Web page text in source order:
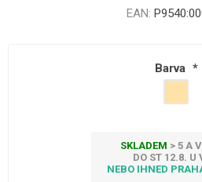
EAN:
Barva *
SKLADEM > 5 A
DO ST 12.8. U
NEBO IHNED